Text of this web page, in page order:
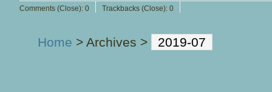
Comments (Close):0 Trackbacks (Close):0
Home > Archives > 2019-07